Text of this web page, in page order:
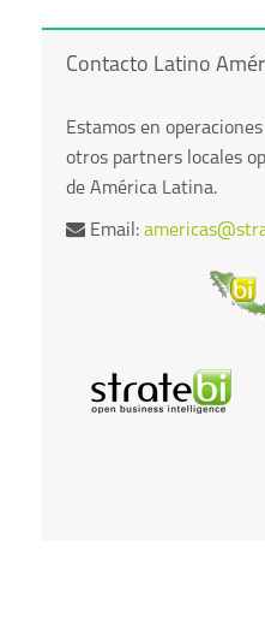
Contacto Latino
Estamos en
otros partners locales
de América Latina.
Email: